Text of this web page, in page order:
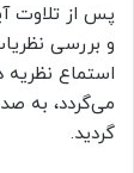
پس از تلاوت
و بررسی
استماع
گردید.